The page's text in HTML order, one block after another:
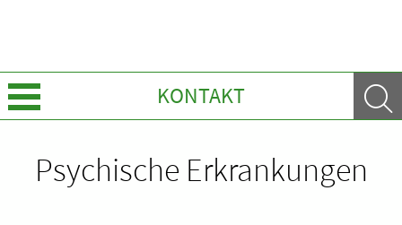
KONTAKT
Leistungen
Psychische Erkrankungen